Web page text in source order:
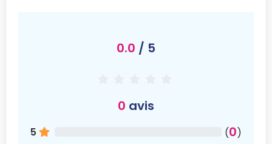
0.0 / 5
0 avis
5 (0)